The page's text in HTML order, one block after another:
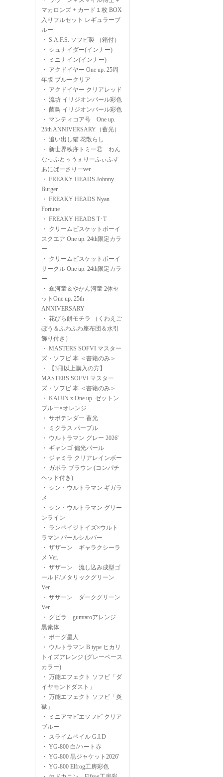
マカロンズ + カード１枚 BOX
入りフルセット レギュラーブ
ルー
・ S.A.F.S. ソフビ製 （箱付）
・ シュナイダー(インナー)
・
ミニナイン(インナー)
・ アクドイヤー One up. 25周
年版 ブルークリア
・ アクドイヤー クリアレッド
・ 流坊 イリジオンパール彩色
・ 菌鳥 イリジオンパール彩色
・ マンティコア号 One up.
25th ANNIVERSARY（蓄光）
・ 追い出し猫 花散らし
・ 新世界秩序トミー君 わん
なっぷとぅうぇりーふぃふす
あにばーさりーver.
・ FREAKY HEADS Johnny
Burger
・ FREAKY HEADS Nyan
Fortune
・ FREAKY HEADS T･T
・ クリームビスケットボーイ
スクエア One up. 24th限定カラ
ー
・ クリームビスケットボーイ
サークル One up. 24th限定カラ
ー
・ 傘河童＆やかん河童 2体セ
ットOne up. 25th
ANNIVERSARY
・ 花びら餅モチラ （くわえご
ぼう＆ふわふわ座布団＆水引
飾り付き）
・ MASTERS SOFVI マスター
ズ・ソフビ 本 ＜書籍のみ＞
・
【3冊以上購入の方】
MASTERS SOFVI マスター
ズ・ソフビ 本 ＜書籍のみ＞
・ KAIJIN x One up. ゼットン
ブルー×オレンジ
・ サボテンダー 蓄光
・
ミクラス パープル
・ ウルトラマン グレー 2026'
・ ギャンゴ 偏光パール
・ ジャミラ クリアレインボー
・ ガボラ ブラウン (コンパチ
ヘッド付き)
・ シン・ウルトラマン ギガラ
メ
・ シン・ウルトラマン グリー
ンライン
・ ランペイジトイズ×ウルト
ラマン パールシルバー
・ ザザーン ギャラクシーラ
メ Ver.
・ ザザーン 流し込み成型ゴ
ールド/メタリックグリーン
Ver.
・ ザザーン ダークグリーン
Ver.
・ グビラ gumtaroアレンジ
黒素体
・ ボーグ星人
・ ウルトラマン B type ヒカリ
トイズアレンジ (グレーベース
カラー)
・ 万能エフェクト ソフビ「ダ
イヤモンドダスト」
・ 万能エフェクト ソフビ「炎
獄」
・
ミニアマビエソフビ クリア
ブルー
・ スライムペイル G.I.D
・ YG-800 白/ハート赤
・ YG-800 黒ジャケット2026'
・ YG-800 Elfrog工房彩色